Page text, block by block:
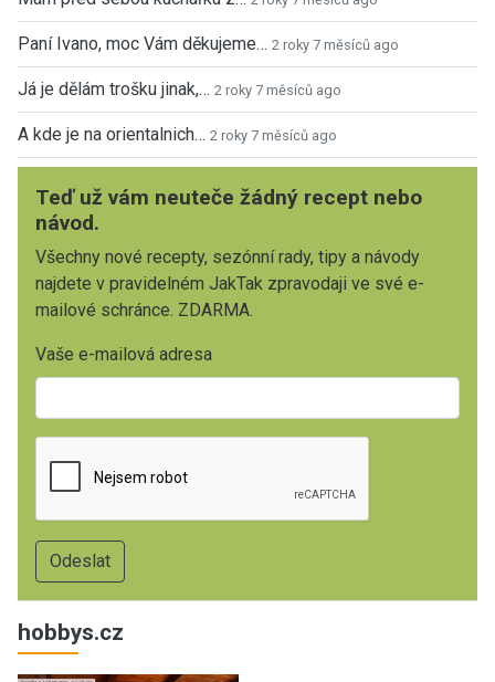
Paní Ivano, moc Vám děkujeme… 2 roky 7 měsíců ago
Já je dělám trošku jinak,… 2 roky 7 měsíců ago
A kde je na orientalnich… 2 roky 7 měsíců ago
Teď už vám neuteče žádný recept nebo
návod.
Všechny nové recepty, sezónní rady, tipy a návody
najdete v pravidelném JakTak zpravodaji ve své e-
mailové schránce. ZDARMA.
Vaše e-mailová adresa
hobbys.cz